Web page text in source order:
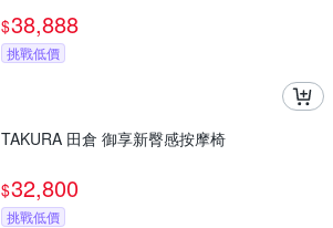
$38,888
挑戰低價
TAKURA 田倉 御享新臀感按摩椅
$32,800
挑戰低價